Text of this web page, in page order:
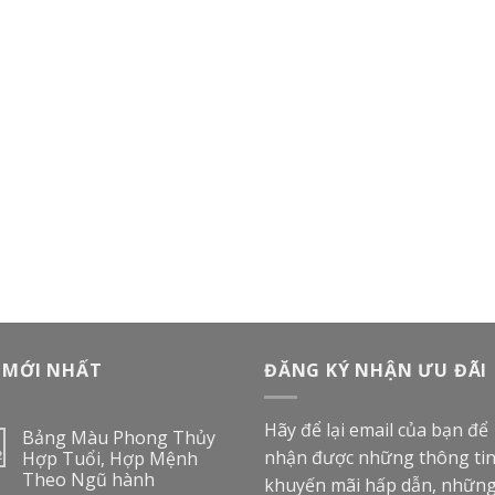
NHẤT
Bảng Màu Phong Thủy
Hợp Tuổi, Hợp Mệnh
Theo Ngũ hành
ĐĂNG KÝ NHẬN ƯU ĐÃI
Hãy để lại email của bạn để
nhận được những thông tin
khuyến mãi hấp dẫn,